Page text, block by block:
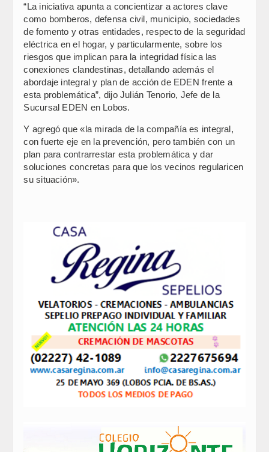
“La iniciativa apunta a concientizar a actores clave
como bomberos, defensa civil, municipio, sociedades
de fomento y otras entidades, respecto de la seguridad
eléctrica en el hogar, y particularmente, sobre los
riesgos que implican para la integridad física las
conexiones clandestinas, detallando además el
abordaje integral y plan de acción de EDEN frente a
esta problemática”, dijo Julián Tenorio, Jefe de la
Sucursal EDEN en Lobos.
Y agregó que «la mirada de la compañía es integral,
con fuerte eje en la prevención, pero también con un
plan para contrarrestar esta problemática y dar
soluciones concretas para que los vecinos regularicen
su situación».